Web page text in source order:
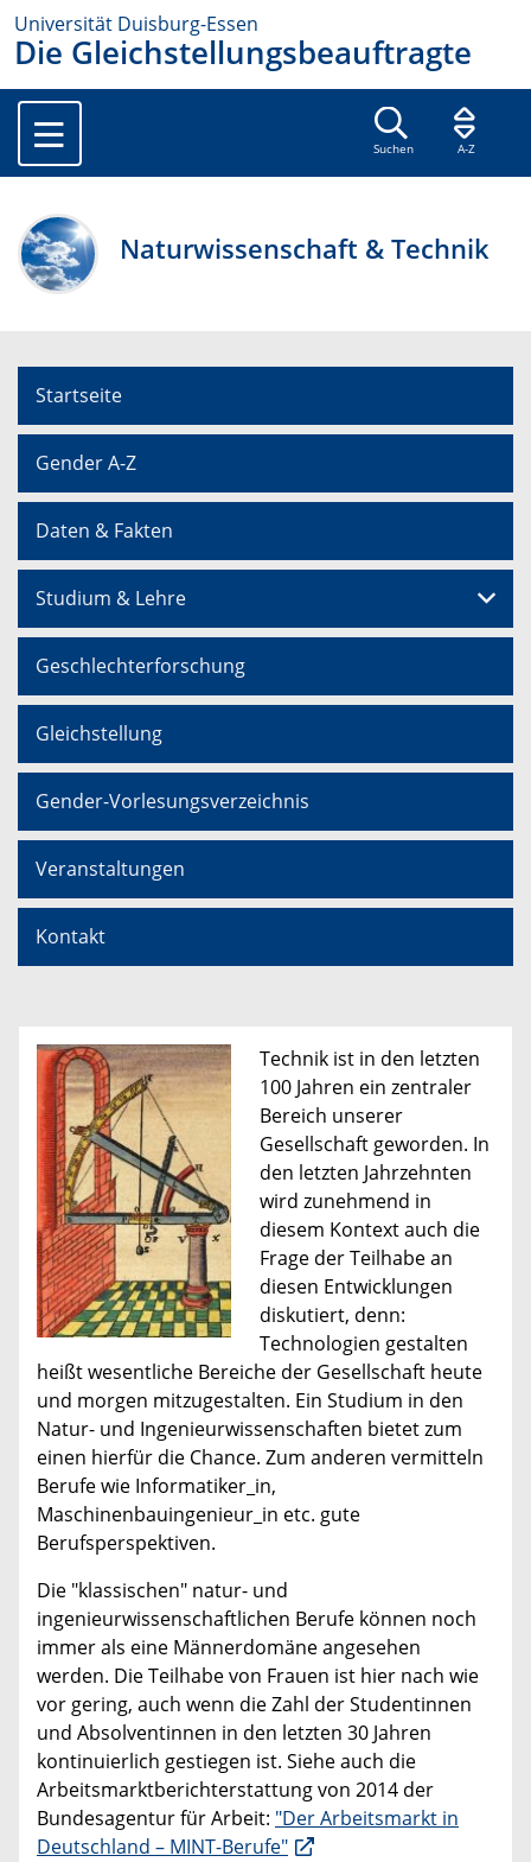
Universität Duisburg-Essen
Die Gleichstellungsbeauftragte
Suchen A-Z
Naturwissenschaft & Technik
Startseite
Gender A-Z
Daten & Fakten
Studium & Lehre
Geschlechterforschung
Gleichstellung
Gender-Vorlesungsverzeichnis
Veranstaltungen
Kontakt
Technik ist in den letzten
100 Jahren ein zentraler
Bereich unserer
Gesellschaft geworden. In
den letzten Jahrzehnten
wird zunehmend in
diesem Kontext auch die
Frage der Teilhabe an
diesen Entwicklungen
diskutiert, denn:
Technologien gestalten
heißt wesentliche Bereiche der Gesellschaft heute
und morgen mitzugestalten. Ein Studium in den
Natur- und Ingenieurwissenschaften bietet zum
einen hierfür die Chance. Zum anderen vermitteln
Berufe wie Informatiker_in,
Maschinenbauingenieur_in etc. gute
Berufsperspektiven.
Die "klassischen" natur- und
ingenieurwissenschaftlichen Berufe können noch
immer als eine Männerdomäne angesehen
werden. Die Teilhabe von Frauen ist hier nach wie
vor gering, auch wenn die Zahl der Studentinnen
und Absolventinnen in den letzten 30 Jahren
kontinuierlich gestiegen ist. Siehe auch die
Arbeitsmarktberichterstattung von 2014 der
Bundesagentur für Arbeit: "Der Arbeitsmarkt in
Deutschland – MINT-Berufe"